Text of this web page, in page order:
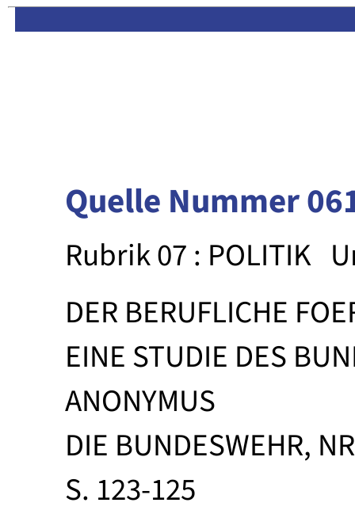
Quelle Nummer
Rubrik 07 : POLITIK
DER BERUFLICHE
EINE STUDIE DES
ANONYMUS
DIE BUNDESWEHR,
S. 123-125